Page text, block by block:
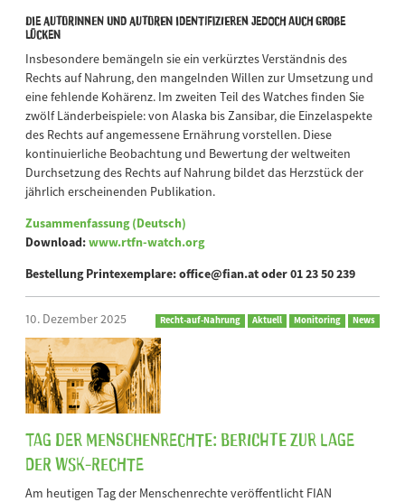
Die Autorinnen und Autoren identifizieren jedoch auch große
Lücken
Insbesondere bemängeln sie ein verkürztes Verständnis des
Rechts auf Nahrung, den mangelnden Willen zur Umsetzung und
eine fehlende Kohärenz. Im zweiten Teil des Watches finden Sie
zwölf Länderbeispiele: von Alaska bis Zansibar, die Einzelaspekte
des Rechts auf angemessene Ernährung vorstellen. Diese
kontinuierliche Beobachtung und Bewertung der weltweiten
Durchsetzung des Rechts auf Nahrung bildet das Herzstück der
jährlich erscheinenden Publikation.
Zusammenfassung (Deutsch)
Download:www.rtfn-watch.org
Bestellung Printexemplare: office@fian.at oder 01 23 50 239
10. Dezember 2025 Recht-auf-Nahrung Aktuell Monitoring News
Tag der Menschenrechte: Berichte zur Lage
der WSK-Rechte
Am heutigen Tag der Menschenrechte veröffentlicht FIAN